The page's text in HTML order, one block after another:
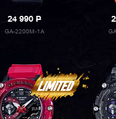
24 990P
GA-2200M-1A